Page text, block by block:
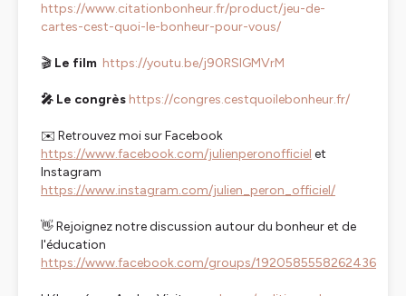
https://www.citationbonheur.fr/product/jeu-de-
cartes-cest-quoi-le-bonheur-pour-vous/
🎬 Le film https://youtu.be/j90RSlGMVrM
🎤 Le congrès https://congres.cestquoilebonheur.fr/
✉️ Retrouvez moi sur Facebook
https://www.facebook.com/julienperonofficiel et
Instagram
https://www.instagram.com/julien_peron_officiel/
👋 Rejoignez notre discussion autour du bonheur et de
l'éducation
https://www.facebook.com/groups/1920585558262436